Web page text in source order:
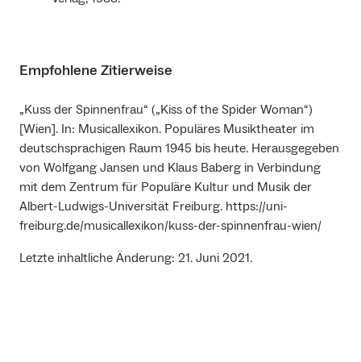
Empfohlene Zitierweise
„Kuss der Spinnenfrau“ („Kiss of the Spider Woman“)
[Wien]. In: Musicallexikon. Populäres Musiktheater im
deutschsprachigen Raum 1945 bis heute. Herausgegeben
von Wolfgang Jansen und Klaus Baberg in Verbindung
mit dem Zentrum für Populäre Kultur und Musik der
Albert-Ludwigs-Universität Freiburg. https://uni-
freiburg.de/musicallexikon/kuss-der-spinnenfrau-wien/
Letzte inhaltliche Änderung: 21. Juni 2021.